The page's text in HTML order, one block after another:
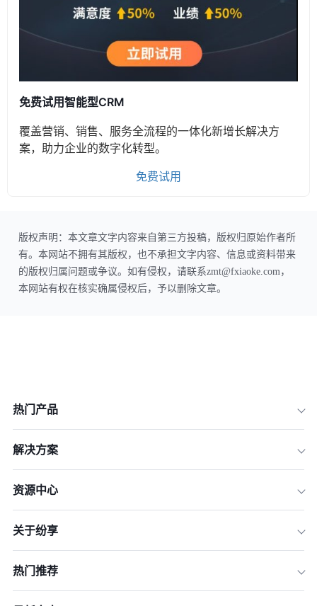
免费试用智能型CRM
覆盖营销、销售、服务全流程的一体化新增长解决方
案，助力企业的数字化转型。
免费试用
版权声明：本文章文字内容来自第三方投稿，版权归原始作者所
有。本网站不拥有其版权，也不承担文字内容、信息或资料带来
的版权归属问题或争议。如有侵权，请联系zmt@fxiaoke.com，
本网站有权在核实确属侵权后，予以删除文章。
热门产品
解决方案
资源中心
关于纷享
热门推荐